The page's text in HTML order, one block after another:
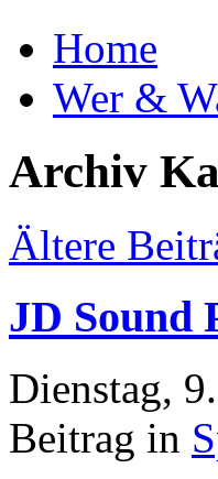
Home
Wer &
Archiv
Ältere
JD Sound
Dienstag,
Beitrag in